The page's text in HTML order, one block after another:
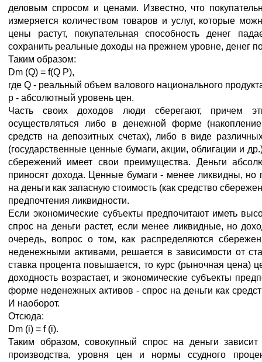
деловым спросом и ценами. Известно, что
измеряется количеством товаров и услуг, которые
цены растут, покупательная способность денег
сохранить реальные доходы на прежнем уровне, денег
Таким образом:
Dm (Q) = f(Q P),
где Q - реальный объем валового национального
p - абсолютный уровень цен.
Часть своих доходов люди сберегают, причем
осуществляться либо в денежной форме
средств на депозитных счетах), либо в виде
(государственные ценные бумаги, акции, облигации и
сбережений имеет свои преимущества. Деньги
приносят дохода. Ценные бумаги - менее ликвидны, но
на деньги как запасную стоимость (как средство
предпочтения ликвидности.
Если экономические субъекты предпочитают иметь
спрос на деньги растет, если менее ликвидные, но
очередь, вопрос о том, как распределяются
неденежными активами, решается в зависимости от
ставка процента повышается, то курс (рыночная цена)
доходность возрастает, и экономические субъекты
форме неденежных активов - спрос на деньги как
И наоборот.
Отсюда:
Dm (i) = f (i).
Таким образом, совокупный спрос на деньги
производства, уровня цен и нормы ссудного